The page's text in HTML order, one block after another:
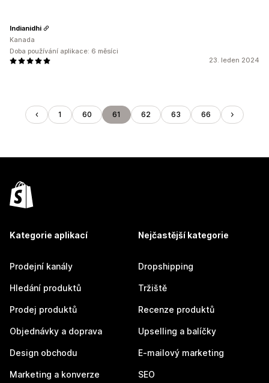
23. leden 2024
Indianidhi
Kanada
Doba používání aplikace: 6 měsíci
1 60 61 62 63 66
Kategorie aplikací
Prodejní kanály
Hledání produktů
Prodej produktů
Objednávky a doprava
Design obchodu
Marketing a konverze
Nejčastější kategorie
Dropshipping
Tržiště
Recenze produktů
Upselling a balíčky
E-mailový marketing
SEO